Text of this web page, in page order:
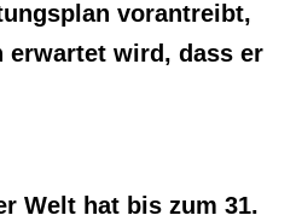
vorantreibt,
erwartet wird, dass er
Welt hat bis zum 31.